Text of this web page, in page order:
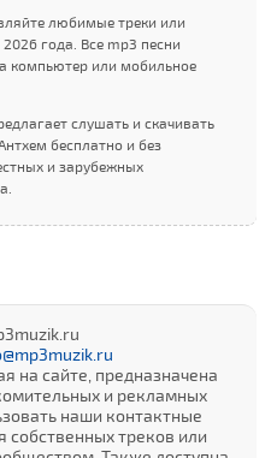
любимые треки или
года. Все mp3 песни
компьютер или мобильное
слушать и скачивать
бесплатно и без
и зарубежных
на сайте, предназначена
и рекламных
наши контактные
треков или